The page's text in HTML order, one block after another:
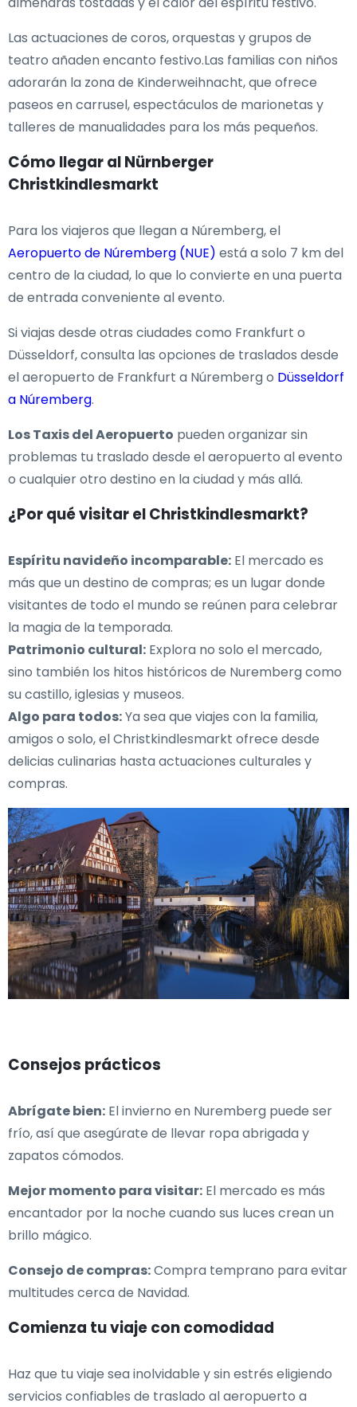
Las actuaciones de coros, orquestas y grupos de
teatro añaden encanto festivo.Las familias con niños
adorarán la zona de Kinderweihnacht, que ofrece
paseos en carrusel, espectáculos de marionetas y
talleres de manualidades para los más pequeños.
Cómo llegar al Nürnberger
Christkindlesmarkt
Para los viajeros que llegan a Núremberg, el
Aeropuerto de Núremberg (NUE) está a solo 7 km del
centro de la ciudad, lo que lo convierte en una puerta
de entrada conveniente al evento.
Si viajas desde otras ciudades como Frankfurt o
Düsseldorf, consulta las opciones de traslados desde
el aeropuerto de Frankfurt a Núremberg o Düsseldorf
a Núremberg.
Los Taxis del Aeropuerto pueden organizar sin
problemas tu traslado desde el aeropuerto al evento
o cualquier otro destino en la ciudad y más allá.
¿Por qué visitar el Christkindlesmarkt?
Espíritu navideño incomparable: El mercado es
más que un destino de compras; es un lugar donde
visitantes de todo el mundo se reúnen para celebrar
la magia de la temporada.
Patrimonio cultural: Explora no solo el mercado,
sino también los hitos históricos de Nuremberg como
su castillo, iglesias y museos.
Algo para todos:Ya sea que viajes con la familia,
amigos o solo, el Christkindlesmarkt ofrece desde
delicias culinarias hasta actuaciones culturales y
compras.
Consejos prácticos
Abrígate bien: El invierno en Nuremberg puede ser
frío, así que asegúrate de llevar ropa abrigada y
zapatos cómodos.
Mejor momento para visitar: El mercado es más
encantador por la noche cuando sus luces crean un
brillo mágico.
Consejo de compras:Compra temprano para evitar
multitudes cerca de Navidad.
Comienza tu viaje con comodidad
Haz que tu viaje sea inolvidable y sin estrés eligiendo
servicios confiables de traslado al aeropuerto a